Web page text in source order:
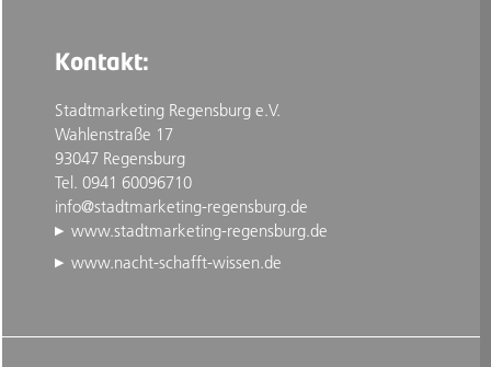
Kontakt:
Stadtmarketing Regensburg e.V.
Wahlenstraße 17
93047 Regensburg
Tel. 0941 60096710
info@stadtmarketing-regensburg.de
www.stadtmarketing-regensburg.de
www.nacht-schafft-wissen.de